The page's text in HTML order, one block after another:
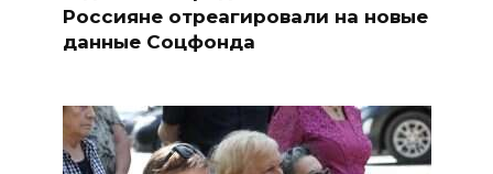
Россияне отреагировали на новые
данные Соцфонда